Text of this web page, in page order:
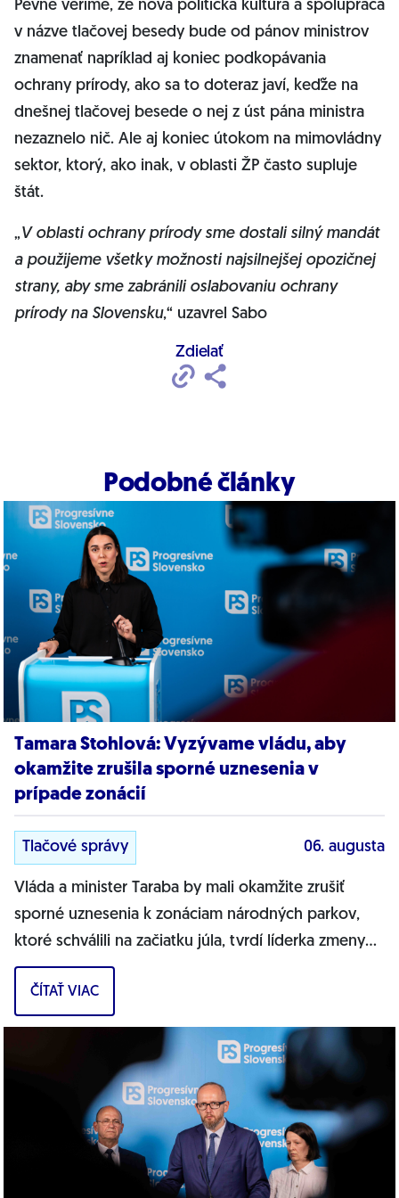
Pevne veríme, že nová politická kultúra a spolupráca
v názve tlačovej besedy bude od pánov ministrov
znamenať napríklad aj koniec podkopávania
ochrany prírody, ako sa to doteraz javí, keďže na
dnešnej tlačovej besede o nej z úst pána ministra
nezaznelo nič. Ale aj koniec útokom na mimovládny
sektor, ktorý, ako inak, v oblasti ŽP často supluje
štát.
„V oblasti ochrany prírody sme dostali silný mandát
a použijeme všetky možnosti najsilnejšej opozičnej
strany, aby sme zabránili oslabovaniu ochrany
prírody na Slovensku,“ uzavrel Sabo
Zdielať
Podobné články
Tamara Stohlová: Vyzývame vládu, aby
okamžite zrušila sporné uznesenia v
prípade zonácií
Tlačové správy 06. augusta
Vláda a minister Taraba by mali okamžite zrušiť
sporné uznesenia k zonáciam národných parkov,
ktoré schválili na začiatku júla, tvrdí líderka zmeny
PS pre životné prostredie Tamara...
ČÍTAŤ VIAC